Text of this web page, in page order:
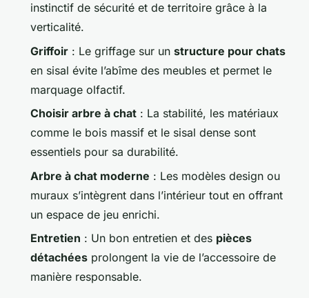
instinctif de sécurité et de territoire grâce à la
verticalité.
Griffoir : Le griffage sur un structure pour chats
en sisal évite l’abîme des meubles et permet le
marquage olfactif.
Choisir arbre à chat : La stabilité, les matériaux
comme le bois massif et le sisal dense sont
essentiels pour sa durabilité.
Arbre à chat moderne : Les modèles design ou
muraux s’intègrent dans l’intérieur tout en offrant
un espace de jeu enrichi.
Entretien : Un bon entretien et des pièces
détachées prolongent la vie de l’accessoire de
manière responsable.